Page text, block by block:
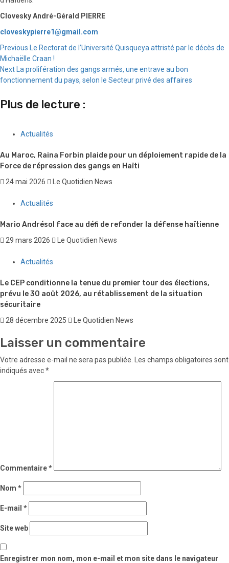
Clovesky André-Gérald PIERRE
cloveskypierre1@gmail.com
Continue
Reading
Previous Le Rectorat de l’Université Quisqueya attristé par le décès de
Michaëlle Craan !
Next La prolifération des gangs armés, une entrave au bon
fonctionnement du pays, selon le Secteur privé des affaires
Plus de lecture :
Actualités
Au Maroc, Raina Forbin plaide pour un déploiement rapide de la
Force de répression des gangs en Haïti
24 mai 2026 Le Quotidien News
Actualités
Mario Andrésol face au défi de refonder la défense haïtienne
29 mars 2026 Le Quotidien News
Actualités
Le CEP conditionne la tenue du premier tour des élections,
prévu le 30 août 2026, au rétablissement de la situation
sécuritaire
28 décembre 2025 Le Quotidien News
Laisser un commentaire
Votre adresse e-mail ne sera pas publiée.
Les champs obligatoires sont
indiqués avec*
Commentaire*
Nom *
E-mail *
Site web
Enregistrer mon nom, mon e-mail et mon site dans le navigateur